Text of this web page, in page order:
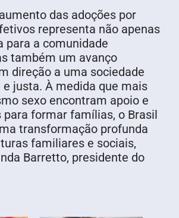
das adoções por
representa não apenas
para a comunidade
também um avanço
direção a uma sociedade
justa. À medida que mais
sexo encontram apoio e
para formar famílias, o Brasil
transformação profunda
familiares e sociais,
Barretto, presidente do